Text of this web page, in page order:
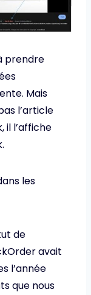
prendre
Mais
l’article
l’affiche
les
de
avait
l’année
que nous